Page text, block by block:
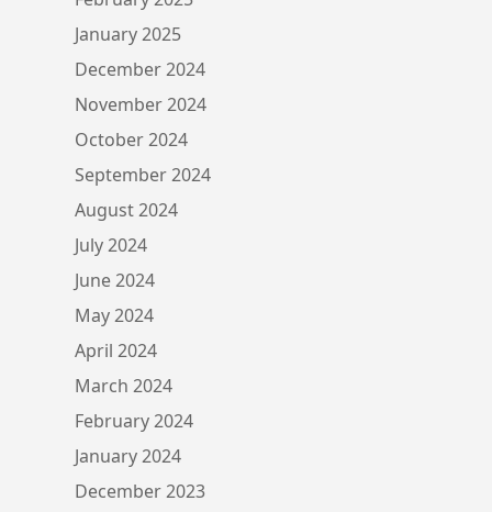
January 2025
December 2024
November 2024
October 2024
September 2024
August 2024
July 2024
June 2024
May 2024
April 2024
March 2024
February 2024
January 2024
December 2023